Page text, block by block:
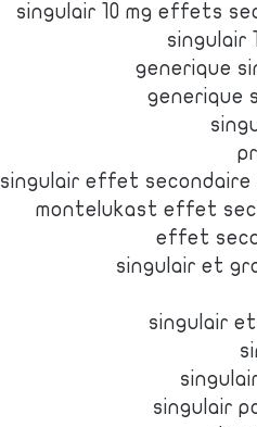
singulair 10 mg effets
singulair
generique
generique
singulair effet secondaire
montelukast effet
effet
singulair et
singulair
singulair